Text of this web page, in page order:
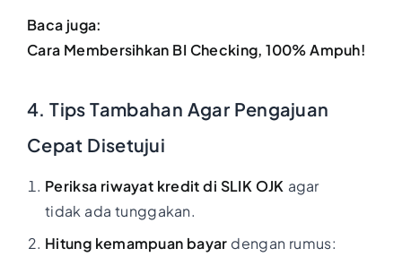
Baca juga:
Cara Membersihkan BI Checking, 100% Ampuh!
4. Tips Tambahan Agar Pengajuan
Cepat Disetujui
Periksa riwayat kredit di SLIK OJK agar
tidak ada tunggakan.
Hitung kemampuan bayar dengan rumus: